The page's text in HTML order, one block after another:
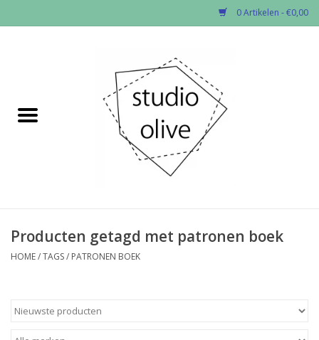
0 Artikelen - €0,00
✂︎Nieuw
Fournituren
Workshops
Producten getagd met patronen boek
HOME/TAGS/ PATRONEN BOEK